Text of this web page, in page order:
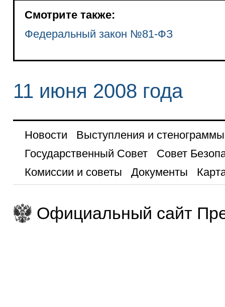
Смотрите также:
Федеральный закон №81-ФЗ
11 июня 2008 года
Новости
Выступления и стенограммы
Государственный Совет
Совет
Комиссии и советы
Документы
Официальный сайт